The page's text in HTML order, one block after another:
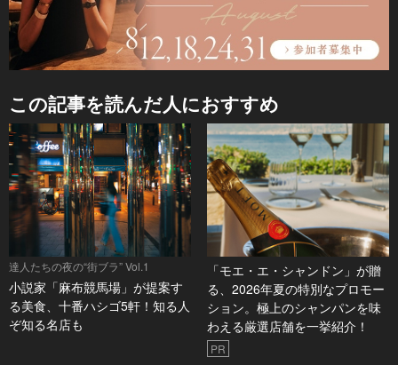
この記事を読んだ人におすすめ
達人たちの夜の“街ブラ” Vol.1
小説家「麻布競馬場」が提案す
る美食、十番ハシゴ5軒！知る人
ぞ知る名店も
「モエ・エ・シャンドン」が贈
る、2026年夏の特別なプロモー
ション。極上のシャンパンを味
わえる厳選店舗を一挙紹介！
PR